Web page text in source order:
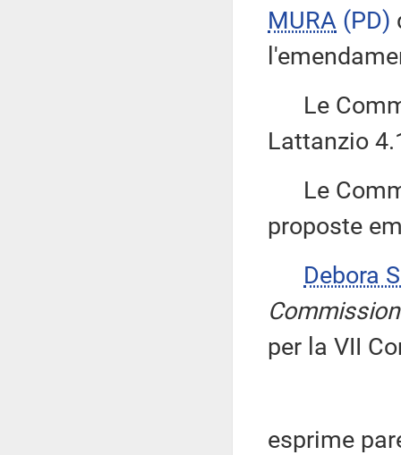
MURA (PD)
Le
Lattanzio
Le
proposte
Debora
per la VII
esprime